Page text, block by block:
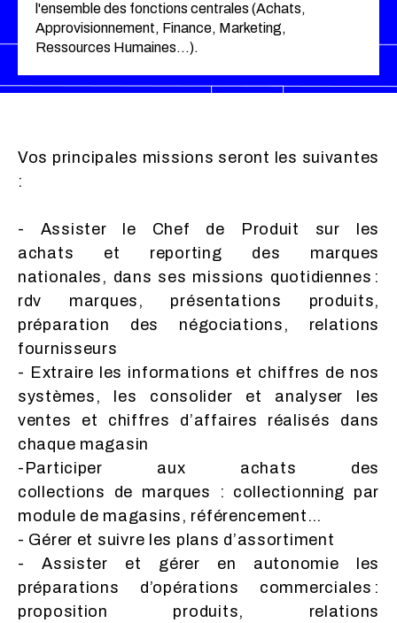
l'ensemble des fonctions centrales (Achats,
Approvisionnement, Finance, Marketing,
Ressources Humaines…).
Vos principales missions seront les suivantes
:
- Assister le Chef de Produit sur les
achats et reporting des marques
nationales, dans ses missions quotidiennes :
rdv marques, présentations produits,
préparation des négociations, relations
fournisseurs
- Extraire les informations et chiffres de nos
systèmes, les consolider et analyser les
ventes et chiffres d’affaires réalisés dans
chaque magasin
-Participer aux achats des
collections de marques : collectionning par
module de magasins, référencement…
- Gérer et suivre les plans d’assortiment
- Assister et gérer en autonomie les
préparations d’opérations commerciales :
proposition produits, relations